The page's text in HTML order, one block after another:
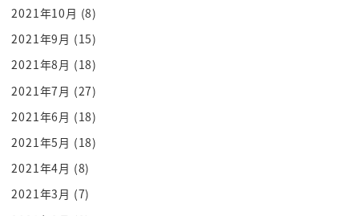
何を奢られてもダメです
この2つ教えちゃいけないんですそれが
Web3の世界ですわかったよわっちゃん
たら私もさすがにバカじゃない
シークレットリカバリーフレーズと何あの
秘密鍵これ言わないよって絶対言わない
よって
肝に銘じたよね
2021年10月 (8)
2021年9月 (15)
2021年8月 (18)
2021年7月 (27)
2021年6月 (18)
2021年5月 (18)
2021年4月 (8)
2021年3月 (7)